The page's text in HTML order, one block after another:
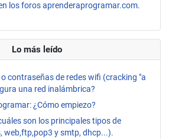
los foros aprenderaprogramar.com.
Lo más leído
contraseñas de redes wifi (cracking "a
una red inalámbrica?
¿Cómo empiezo?
son los principales tipos de
web,ftp,pop3 y smtp, dhcp...).